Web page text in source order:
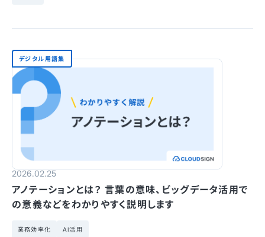
デジタル用語集
2026.02.25
アノテーションとは？ 言葉の意味、ビッグデータ活用で
の意義などをわかりやすく説明します
業務効率化 AI活用